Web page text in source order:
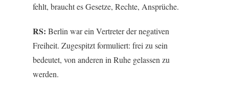
fehlt, braucht es Gesetze, Rechte, Ansprüche.
RS: Berlin war ein Vertreter der negativen
Freiheit. Zugespitzt formuliert: frei zu sein
bedeutet, von anderen in Ruhe gelassen zu
werden.